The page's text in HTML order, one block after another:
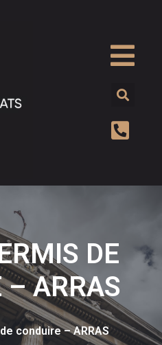
DE
– ARRAS
conduire – ARRAS